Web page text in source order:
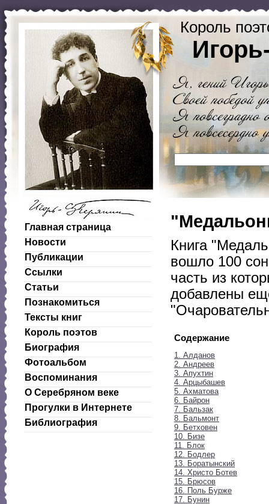
Король
Главная страница
Новости
Публикации
Ссылки
Статьи
Познакомиться
Тексты книг
Король поэтов
Биография
Фотоальбом
Воспоминания
О Серебряном веке
Прогулки в Интернете
Библиография
Книга
вошло 100
часть из
добавлены
Содержание
1. Алданов
2. Андреев
3. Апухтин
4. Арцыбашев
5. Ахматова
6. Байрон
7. Бальзак
8. Бальмонт
9. Бетховен
10. Бизе
11. Блок
12. Бодлер
13. Боратынский
14. Христо Ботев
15. Брюсов
16. Поль Бурже
17. Бунин